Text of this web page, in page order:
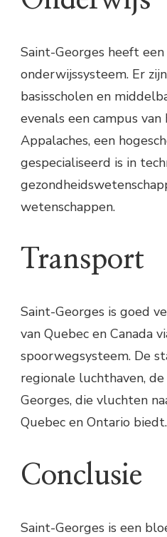
Saint-Georges heeft
onderwijssysteem. Er
basisscholen en
evenals een campus
Appalaches, een
gespecialiseerd is in
wetenschappen.
Transport
Saint-Georges is goed
van Quebec en Canada
spoorwegsysteem. De
regionale luchthaven,
Georges, die vluchten
Quebec en Ontario biedt.
Conclusie
Saint-Georges is een